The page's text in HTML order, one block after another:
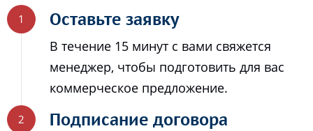
Оставьте заявку
В течение 15 минут с вами свяжется
менеджер, чтобы подготовить для вас
коммерческое предложение.
Подписание договора